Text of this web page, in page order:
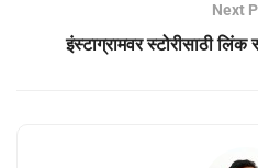
Next
इंस्टाग्रामवर स्टोरीसाठी